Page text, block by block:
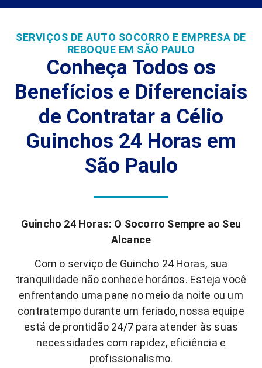
SERVIÇOS DE AUTO SOCORRO E EMPRESA DE
REBOQUE EM SÃO PAULO
Conheça Todos os
Benefícios e Diferenciais
de Contratar a Célio
Guinchos 24 Horas em
São Paulo
Guincho 24 Horas: O Socorro Sempre ao Seu
Alcance
Com o serviço de Guincho 24 Horas, sua
tranquilidade não conhece horários. Esteja você
enfrentando uma pane no meio da noite ou um
contratempo durante um feriado, nossa equipe
está de prontidão 24/7 para atender às suas
necessidades com rapidez, eficiência e
profissionalismo.